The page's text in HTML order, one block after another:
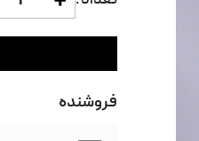
فروشنده